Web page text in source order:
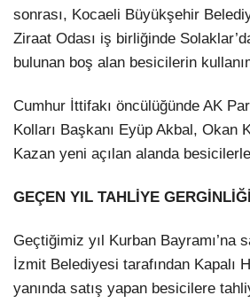
sonrası, Kocaeli Büyükşehir
Ziraat Odası iş birliğinde
bulunan boş alan besicilerin
Cumhur İttifakı öncülüğünde AK
Kolları Başkanı Eyüp Akbal, Okan
Kazan yeni açılan alanda
GEÇEN YIL TAHLİYE
Geçtiğimiz yıl Kurban Bayramı’na
İzmit Belediyesi tarafından Kapalı
yanında satış yapan besicilere